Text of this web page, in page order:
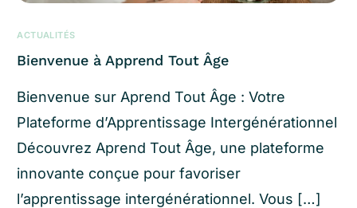
ACTUALITÉS
Bienvenue à Apprend Tout Âge
Bienvenue sur Aprend Tout Âge : Votre
Plateforme d’Apprentissage Intergénérationnel
Découvrez Aprend Tout Âge, une plateforme
innovante conçue pour favoriser
l’apprentissage intergénérationnel. Vous […]